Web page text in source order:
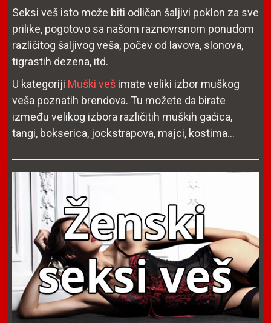
Seksi veš isto može biti odličan šaljivi poklon za sve
prilike, pogotovo sa našom raznovrsnom ponudom
različitog šaljivog veša, počev od lavova, slonova,
tigrastih dezena, itd.
U kategoriji Muški veš imate veliki izbor muškog
veša poznatih brendova. Tu možete da birate
između velikog izbora različitih muških gaćica,
tangi, bokserica, jockstrapova, majci, kostima...